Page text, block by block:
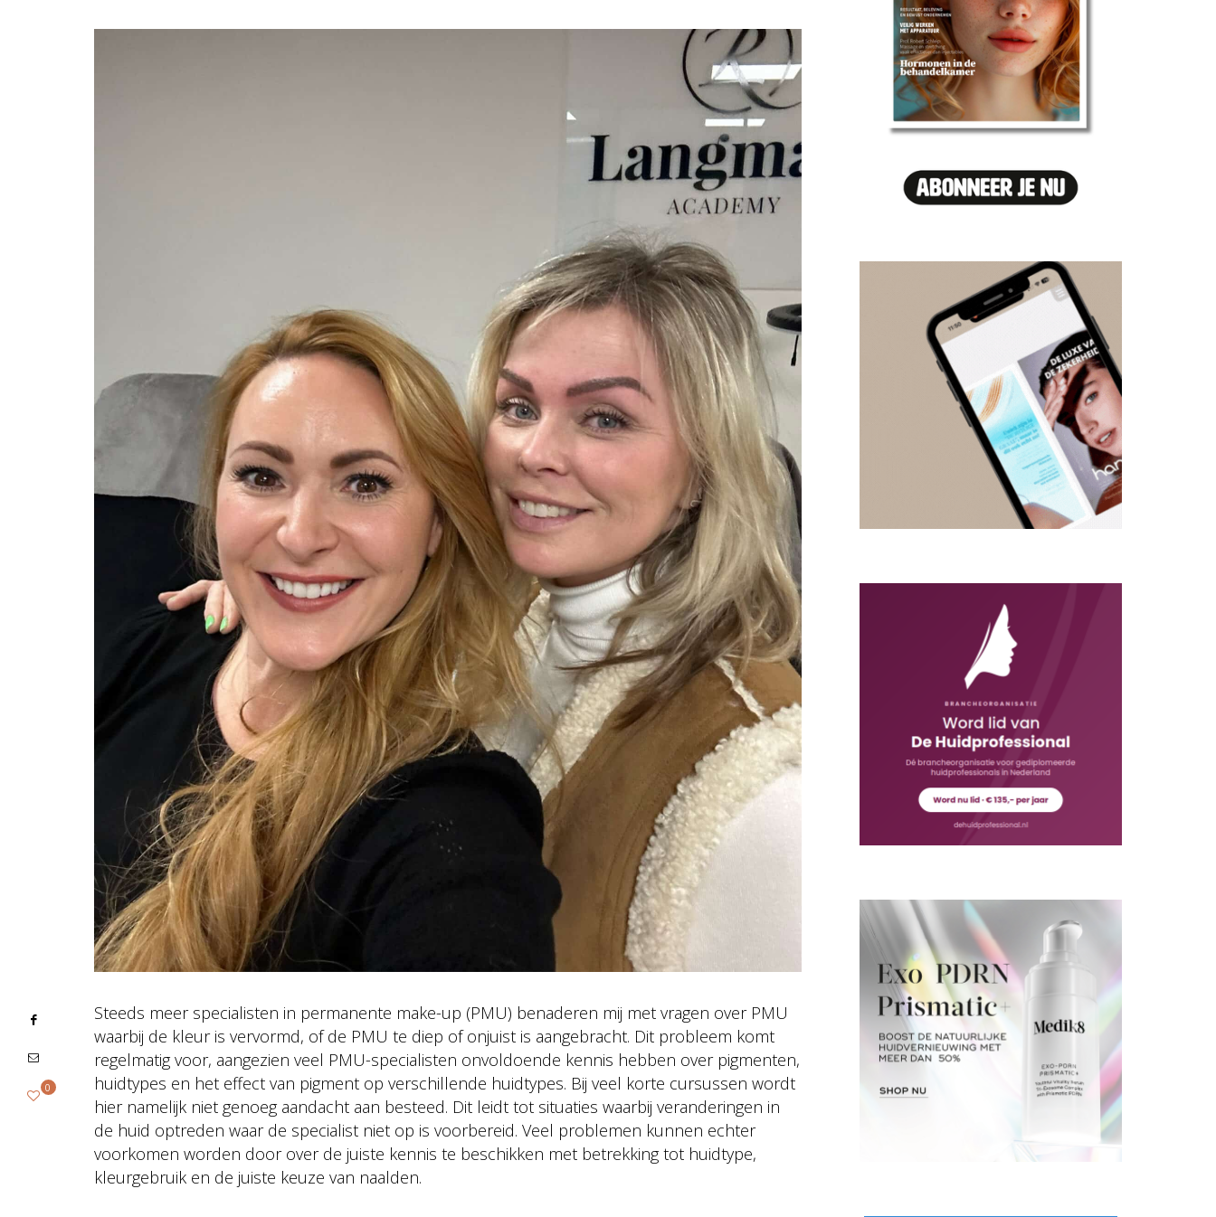
Steeds meer specialisten in permanente make-up (PMU) benaderen mij met vragen over PMU
waarbij de kleur is vervormd, of de PMU te diep of onjuist is aangebracht. Dit probleem komt
regelmatig voor, aangezien veel PMU-specialisten onvoldoende kennis hebben over pigmenten,
huidtypes en het effect van pigment op verschillende huidtypes. Bij veel korte cursussen wordt
hier namelijk niet genoeg aandacht aan besteed. Dit leidt tot situaties waarbij veranderingen in
de huid optreden waar de specialist niet op is voorbereid. Veel problemen kunnen echter
voorkomen worden door over de juiste kennis te beschikken met betrekking tot huidtype,
kleurgebruik en de juiste keuze van naalden.
0